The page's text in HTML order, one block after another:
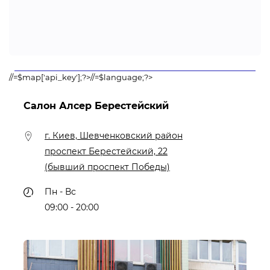
//=$map['api_key'];?>//=$language;?>
Салон Алсер Берестейский
г. Киев, Шевченковский район
проспект Берестейский, 22
(бывший проспект Победы)
Пн - Вс
09:00 - 20:00